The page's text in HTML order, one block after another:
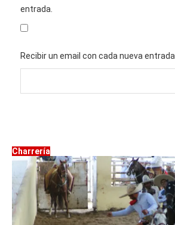
entrada.
Recibir un email con cada nueva entrada.
Charrería